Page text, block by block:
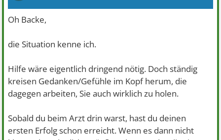
Oh Backe,
die Situation kenne ich.
Hilfe wäre eigentlich dringend nötig. Doch ständig
kreisen Gedanken/Gefühle im Kopf herum, die
dagegen arbeiten, Sie auch wirklich zu holen.
Sobald du beim Arzt drin warst, hast du deinen
ersten Erfolg schon erreicht. Wenn es dann nicht